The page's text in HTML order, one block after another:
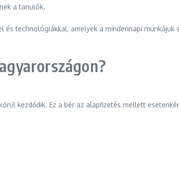
a tanulók.
technológiákkal, amelyek a mindennapi
kezdődik. Ez a bér az alapfizetés mellett